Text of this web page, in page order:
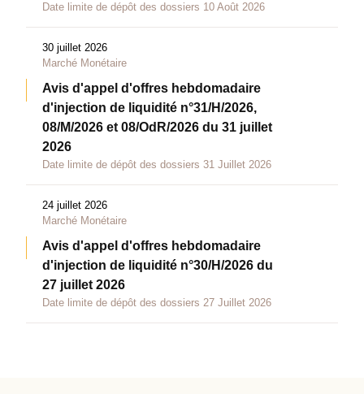
Date limite de dépôt des dossiers 10 Août 2026
30 juillet 2026
Marché Monétaire
Avis d'appel d'offres hebdomadaire
d'injection de liquidité n°31/H/2026,
08/M/2026 et 08/OdR/2026 du 31 juillet
2026
Date limite de dépôt des dossiers 31 Juillet 2026
24 juillet 2026
Marché Monétaire
Avis d'appel d'offres hebdomadaire
d'injection de liquidité n°30/H/2026 du
27 juillet 2026
Date limite de dépôt des dossiers 27 Juillet 2026